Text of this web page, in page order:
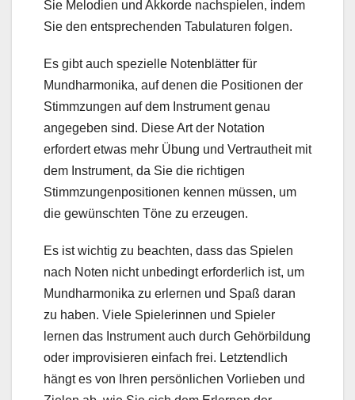
Sie Melodien und Akkorde nachspielen, indem
Sie den entsprechenden Tabulaturen folgen.
Es gibt auch spezielle Notenblätter für
Mundharmonika, auf denen die Positionen der
Stimmzungen auf dem Instrument genau
angegeben sind. Diese Art der Notation
erfordert etwas mehr Übung und Vertrautheit mit
dem Instrument, da Sie die richtigen
Stimmzungenpositionen kennen müssen, um
die gewünschten Töne zu erzeugen.
Es ist wichtig zu beachten, dass das Spielen
nach Noten nicht unbedingt erforderlich ist, um
Mundharmonika zu erlernen und Spaß daran
zu haben. Viele Spielerinnen und Spieler
lernen das Instrument auch durch Gehörbildung
oder improvisieren einfach frei. Letztendlich
hängt es von Ihren persönlichen Vorlieben und